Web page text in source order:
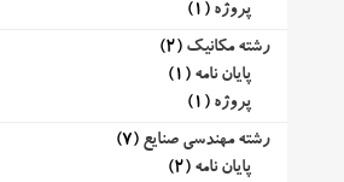
پروژه (1)
رشته مکانیک (2)
پایان نامه (1)
پروژه (1)
رشته مهندسی صنایع (7)
پایان نامه (2)